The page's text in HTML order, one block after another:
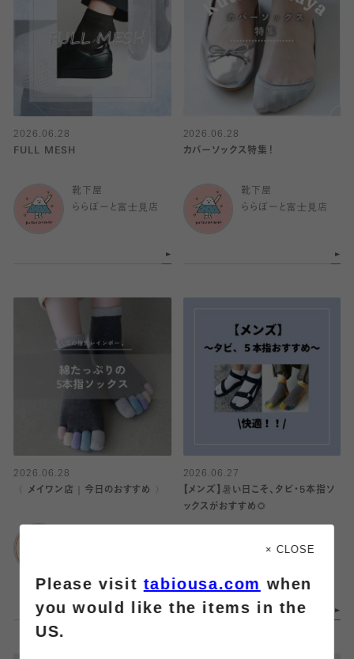
2026.06.28
FULL MESH
靴下屋
ららぽーと富士見店
2026.06.28
カバーソックス特集！
靴下屋
ららぽーと富士見店
2026.06.28
〈 メイワン店｜今日のおすすめ 〉
2026.06.27
【メンズ】暑い日こそ、タビ・5本指ソ
ックスがおすすめ🌻
靴下屋
い
× CLOSE
Please visittabiousa.com when
you would like the items in the
US.